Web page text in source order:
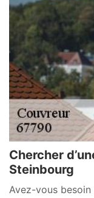
Chercher
Steinbourg
Avez-vous besoin